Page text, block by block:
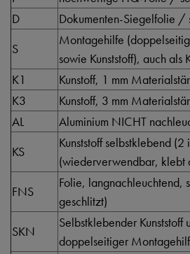
D
Dokumenten-Siegelfolie /
S
Montagehilfe
sowie Kunststoff), auch
K1
Kunstoff, 1 mm
K3
Kunstoff, 3 mm
AL
Aluminium NICHT
KS
Kunststoff selbstklebend
(wiederverwendbar, klebt
FNS
Folie, langnachleuchtend,
geschlitzt)
SKN
Selbstklebender
doppelseitiger